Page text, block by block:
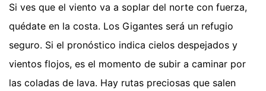
Si ves que el viento va a soplar del norte con fuerza,
quédate en la costa. Los Gigantes será un refugio
seguro. Si el pronóstico indica cielos despejados y
vientos flojos, es el momento de subir a caminar por
las coladas de lava. Hay rutas preciosas que salen